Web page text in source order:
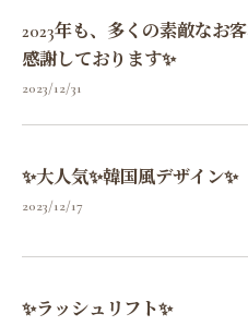
2023年も、多くの素敵なお
感謝しております✨
2023/12/31
✨大人気✨韓国風デザイン✨
2023/12/17
✨ラッシュリフト✨